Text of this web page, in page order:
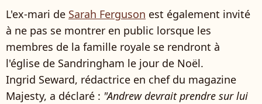
L'ex-mari de Sarah Ferguson est également invité
à ne pas se montrer en public lorsque les
membres de la famille royale se rendront à
l'église de Sandringham le jour de Noël.
Ingrid Seward, rédactrice en chef du magazine
Majesty, a déclaré : "Andrew devrait prendre sur lui